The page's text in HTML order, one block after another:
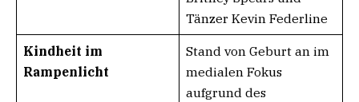
Tänzer Kevin Federline
Kindheit im
Rampenlicht
Stand von Geburt an im
medialen Fokus
aufgrund des